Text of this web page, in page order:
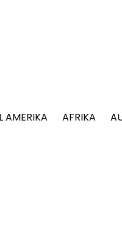
AMERIKA AFRIKA